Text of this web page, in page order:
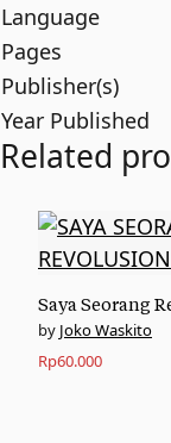
Language
Pages
Publisher(s)
Year Published
Related
Saya Seorang
Joko Waskito
Rp60.000